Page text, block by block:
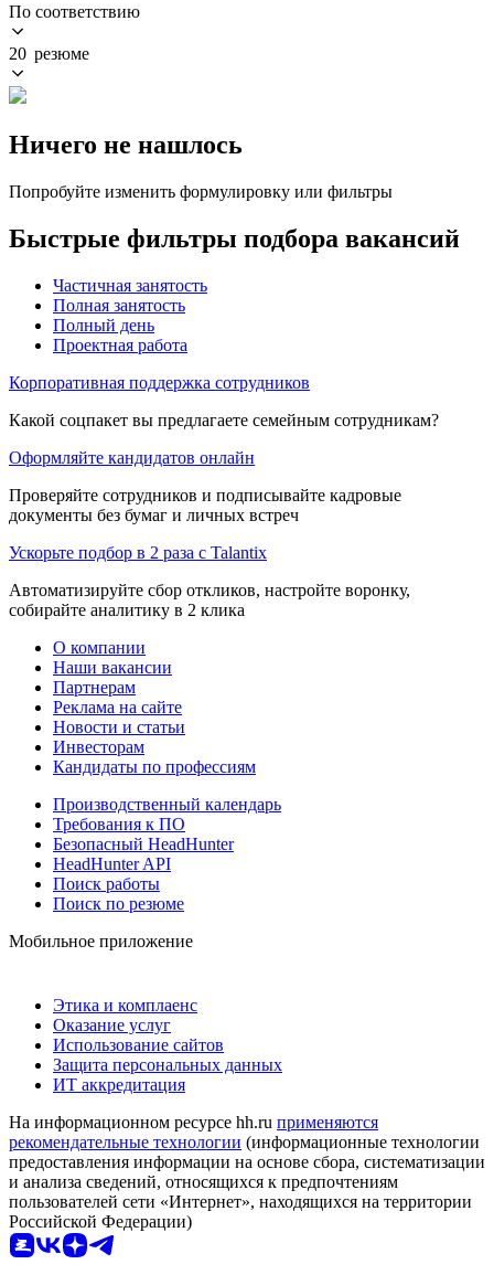
По соответствию
20 резюме
Ничего не нашлось
Попробуйте изменить формулировку или фильтры
Быстрые фильтры подбора вакансий
Частичная занятость
Полная занятость
Полный день
Проектная работа
Корпоративная поддержка сотрудников
Какой соцпакет вы предлагаете семейным сотрудникам?
Оформляйте кандидатов онлайн
Проверяйте сотрудников и подписывайте кадровые
документы без бумаг и личных встреч
Ускорьте подбор в 2 раза с Talantix
Автоматизируйте сбор откликов, настройте воронку,
собирайте аналитику в 2 клика
О компании
Наши вакансии
Партнерам
Реклама на сайте
Новости и статьи
Инвесторам
Кандидаты по профессиям
Производственный календарь
Требования к ПО
Безопасный HeadHunter
HeadHunter API
Поиск работы
Поиск по резюме
Мобильное приложение
Этика и комплаенс
Оказание услуг
Использование сайтов
Защита персональных данных
ИТ аккредитация
На информационном ресурсе hh.ru применяются
рекомендательные технологии (информационные технологии
предоставления информации на основе сбора, систематизации
и анализа сведений, относящихся к предпочтениям
пользователей сети «Интернет», находящихся на территории
Российской Федерации)